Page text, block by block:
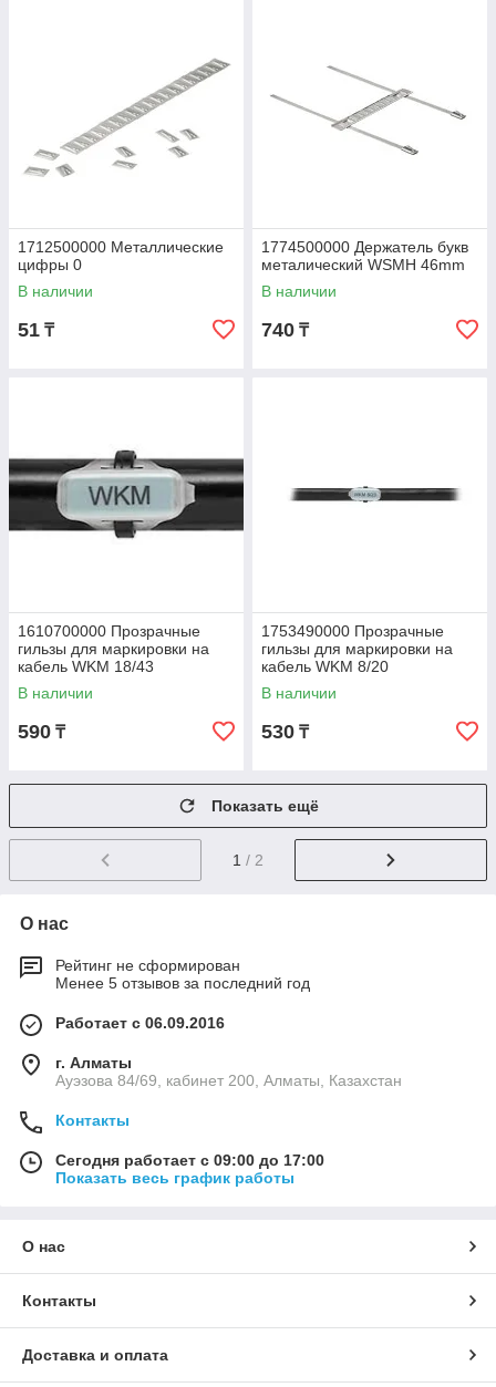
1712500000 Металлические
цифры 0
В наличии
51 ₸
1774500000 Держатель букв
металический WSMH 46mm
В наличии
740 ₸
1610700000 Прозрачные
гильзы для маркировки на
кабель WKM 18/43
В наличии
590 ₸
1753490000 Прозрачные
гильзы для маркировки на
кабель WKM 8/20
В наличии
530 ₸
Показать ещё
1 / 2
О нас
Рейтинг не сформирован
Менее 5 отзывов за последний год
Работает с 06.09.2016
г. Алматы
Ауэзова 84/69, кабинет 200, Алматы, Казахстан
Контакты
Сегодня работает с 09:00 до 17:00
Показать весь график работы
О нас
Контакты
Доставка и оплата